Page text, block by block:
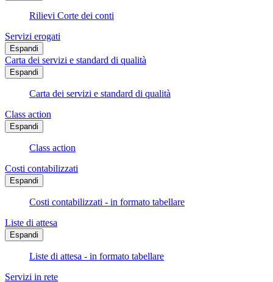
Rilievi Corte dei conti
Servizi erogati
Espandi
Carta dei servizi e standard di qualità
Espandi
Carta dei servizi e standard di qualità
Class action
Espandi
Class action
Costi contabilizzati
Espandi
Costi contabilizzati - in formato tabellare
Liste di attesa
Espandi
Liste di attesa - in formato tabellare
Servizi in rete